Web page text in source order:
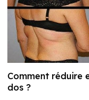
Comment réduire
dos ?